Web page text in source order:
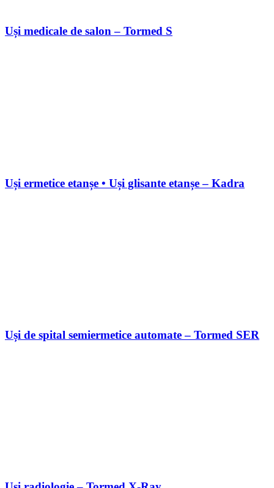
Uși medicale de salon – Tormed S
Uși ermetice etanșe • Uși glisante etanșe – Kadra
Uși de spital semiermetice automate – Tormed SER